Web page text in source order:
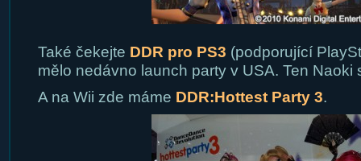
Také čekejte DDR pro PS3 (podporující
mělo nedávno launch party v USA. Ten Naoki
A na Wii zde máme DDR:Hottest Party 3.